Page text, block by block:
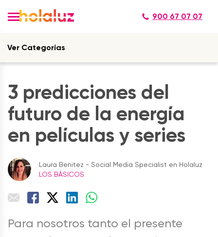
900 67 07 07
Ver Categorías
3 predicciones del
futuro de la energía
en películas y series
Laura Benitez - Social Media Specialist en Holaluz
LOS BÁSICOS
Para nosotros tanto el presente